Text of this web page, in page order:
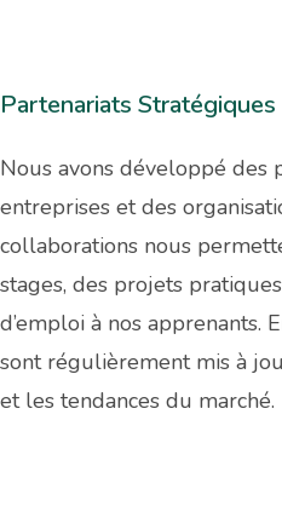
Partenariats Stratégiques
Nous avons développé des
entreprises et des
collaborations nous
stages, des projets
d’emploi à nos apprenants.
sont régulièrement mis à
et les tendances du marché.